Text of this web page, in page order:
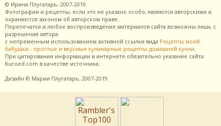
© Ирина Плугатарь, 2007-2019.
Фотографии и рецепты, если это не указано особо, являются авторскими и
охраняются законом об авторском праве.
Перепечатка и любое воспроизведение материалов сайта возможны лишь с
разрешения автора
с непременным использованием активной ссылки вида Рецепты моей
бабушки - простые и вкусные кулинарные рецепты домашней кухни.
При цитировании информации в интернете обязательно указание сайта
Kuroed.com в качестве источника.
Дизайн © Марии Плугатарь, 2007-2019